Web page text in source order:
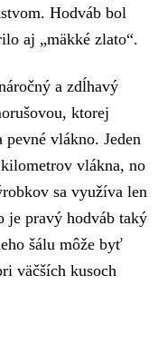
Hodváb bol
aj „mäkké zlato“.
a zdĺhavý
ktorej
vlákno. Jeden
vlákna, no
sa využíva len
je pravý hodváb taký
šálu môže byť
väčších kusoch